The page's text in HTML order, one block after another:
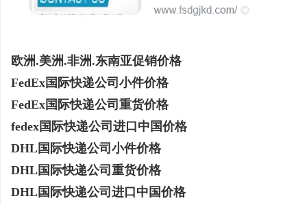
欧洲.美洲.非洲.东南亚促销价格
FedEx国际快递公司小件价格
FedEx国际快递公司重货价格
fedex国际快递公司进口中国价格
DHL国际快递公司小件价格
DHL国际快递公司重货价格
DHL国际快递公司进口中国价格
高导热耐磨专用产品：工业生产的理
选择